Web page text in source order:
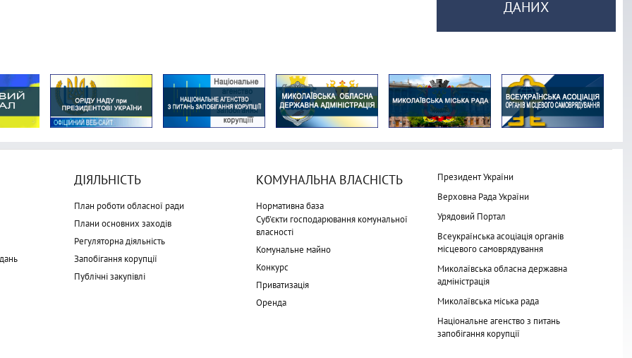
ДАНИХ
ДІЯЛЬНІСТЬ
План роботи обласної ради
Плани основних заходів
Регуляторна діяльність
Запобігання корупції
Публічні закупівлі
КОМУНАЛЬНА ВЛАСНІСТЬ
Нормативна база
Суб'єкти господарювання комунальної
власності
Комунальне майно
Конкурс
Приватизація
Оренда
Президент України
Верховна Рада України
Урядовий Портал
Всеукраїнська асоціація органів
місцевого самоврядування
Миколаївська обласна державна
адміністрація
Миколаївська міська рада
Національне агенство з питань
запобігання корупції